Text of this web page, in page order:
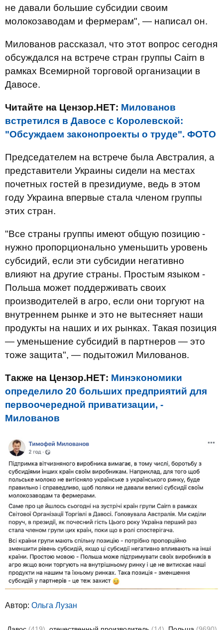
не давали большие субсидии своим
молокозаводам и фермерам", — написал он.
Милованов рассказал, что этот вопрос сегодня
обсуждался на встрече стран группы Cairn в
рамках Всемирной торговой организации в
Давосе.
Читайте на Цензор.НЕТ: Милованов
встретился в Давосе с Королевской:
"Обсуждаем законопроекты о труде". ФОТО
Председателем на встрече была Австралия, а
представители Украины сидели на местах
почетных гостей в президиуме, ведь в этом
году Украина впервые стала членом группы
этих стран.
"Все страны группы имеют общую позицию -
нужно пропорционально уменьшить уровень
субсидий, если эти субсидии негативно
влияют на другие страны. Простым языком -
Польша может поддерживать своих
производителей в агро, если они торгуют на
внутреннем рынке и это не вытесняет наши
продукты на наших и их рынках. Такая позиция
— уменьшение субсидий в партнеров — это
тоже защита", — подытожил Милованов.
Также на Цензор.НЕТ: Минэкономики
определило 20 больших предприятий для
первоочередной приватизации, -
Милованов
Автор: Ольга Лузан